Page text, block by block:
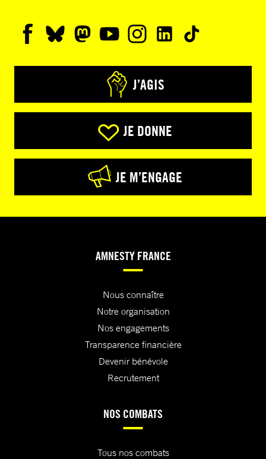
J’AGIS
JE DONNE
JE M’ENGAGE
AMNESTY FRANCE
Nous connaître
Notre organisation
Nos engagements
Transparence financière
Devenir bénévole
Recrutement
NOS COMBATS
Tous nos combats